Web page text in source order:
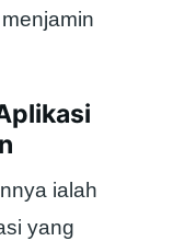
ialah
yang